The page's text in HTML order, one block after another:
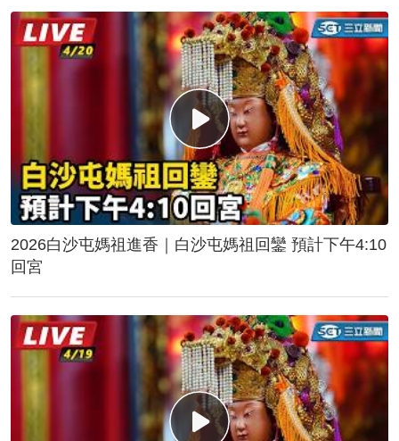
2026白沙屯媽祖進香｜白沙屯媽祖回鑾 預計下午4:10
回宮